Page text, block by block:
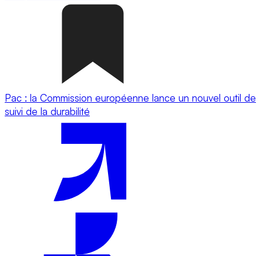
Pac : la Commission européenne lance un nouvel outil de
suivi de la durabilité